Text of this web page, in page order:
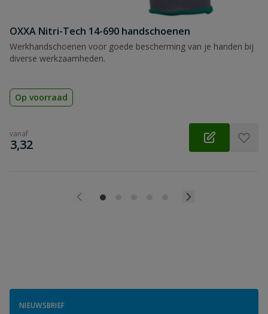
OXXA Nitri-Tech 14-690 handschoenen
Werkhandschoenen voor goede bescherming van je handen bij
diverse werkzaamheden.
Op voorraad
vanaf
€
3,32
NIEUWSBRIEF